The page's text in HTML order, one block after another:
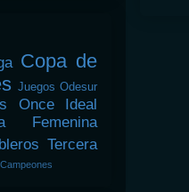
Copa de
Juegos Odesur
Once Ideal
Femenina
Tercera